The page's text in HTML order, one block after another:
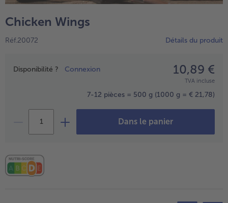
TousUstensiles de cuisine
Tousbofrost*free
Tousbofrost*plus.
Alternatives végétale
Chicken Wings
Réf.20072 Détails du produit
Prix
Disponibilité ? Connexion 10,89 €
TVA incluse
7-12 pièces = 500 g (1000 g = € 21,78)
Dans le panier